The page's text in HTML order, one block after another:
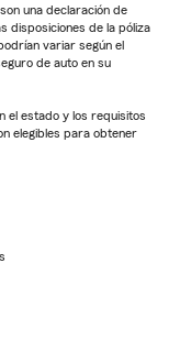
una declaración de
disposiciones de la póliza
variar según el
de auto en su
el estado y los requisitos
elegibles para obtener